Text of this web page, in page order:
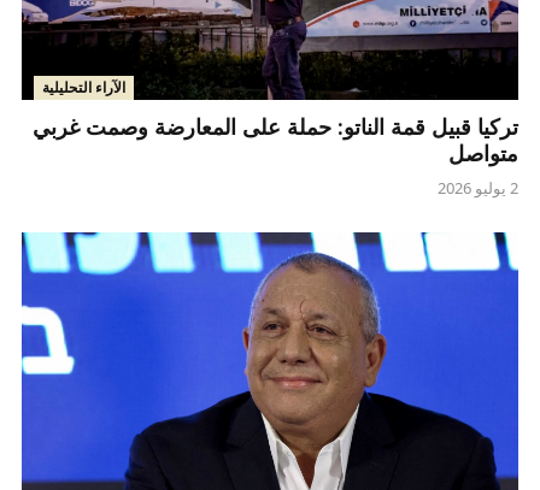
الآراء التحليلية
تركيا قبيل قمة الناتو: حملة على المعارضة وصمت غربي
متواصل
2 يوليو 2026